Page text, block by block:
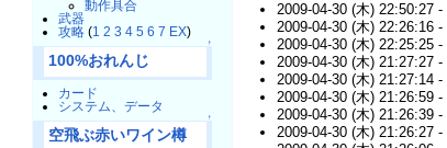
動作具合
武器
攻略 (1 2 3 4 5 6 7 EX)
↑
100%おれんじ
カード
システム、データ
↑
空飛ぶ赤いワイン樽
2009-04-30 (木) 22:50:27 -
2009-04-30 (木) 22:26:16 -
2009-04-30 (木) 22:25:25 -
2009-04-30 (木) 21:27:27 -
2009-04-30 (木) 21:27:14 -
2009-04-30 (木) 21:26:59 -
2009-04-30 (木) 21:26:39 -
2009-04-30 (木) 21:26:27 -